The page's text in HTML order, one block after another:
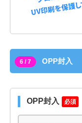
6 / 7 OPP封入
OPP封入 必須